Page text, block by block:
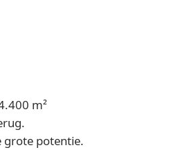
m²
grote potentie.